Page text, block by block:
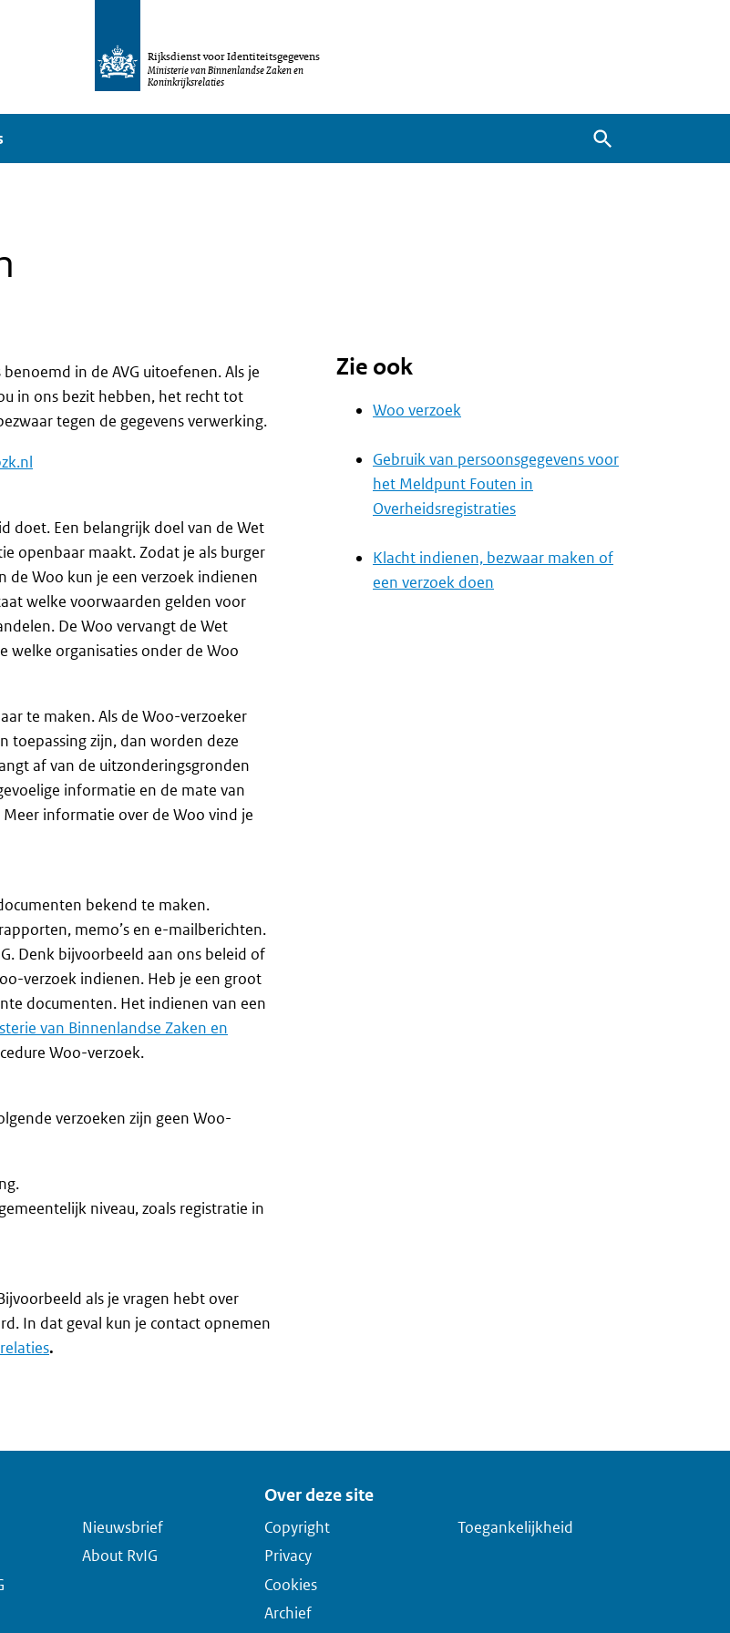
Rijksdienst voor Identiteitsgegevens
Ministerie van Binnenlandse Zaken en
Koninkrijksrelaties
Zoeken
in de AVG uitoefenen. Als je
in ons bezit hebben, het recht tot
tegen de gegevens verwerking.
doet. Een belangrijk doel van de Wet
openbaar maakt. Zodat je als burger
de Woo kun je een verzoek indienen
welke voorwaarden gelden voor
De Woo vervangt de Wet
welke organisaties onder de Woo
te maken. Als de Woo-verzoeker
toepassing zijn, dan worden deze
af van de uitzonderingsgronden
informatie en de mate van
informatie over de Woo vind je
bekend te maken.
memo’s en e-mailberichten.
Denk bijvoorbeeld aan ons beleid of
verzoek indienen. Heb je een groot
documenten. Het indienen van een
van Binnenlandse Zaken en
Woo-verzoek.
verzoeken zijn geen Woo-
niveau, zoals registratie in
als je vragen hebt over
In dat geval kun je contact opnemen
.
Zie ook
Woo verzoek
Gebruik van persoonsgegevens voor
het Meldpunt Fouten in
Overheidsregistraties
Klacht indienen, bezwaar maken of
een verzoek doen
Nieuwsbrief
About RvIG
Over deze site
Copyright
Privacy
Cookies
Archief
Toegankelijkheid